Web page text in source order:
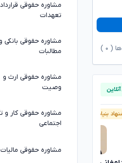
( ۰
بنیاد وکلا آنلاین
مشاوره حقوقی
تعهدات
مشاوره حقوقی بانکی و
مطالبات
مشاوره حقوقی ارث و
وصیت
مشاوره حقوقی کار و
اجتماعی
مشاوره حقوقی مالیات